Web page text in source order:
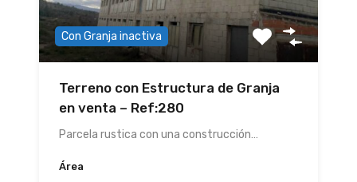
Con Granja inactiva
Terreno con Estructura de Granja
en venta – Ref:280
Parcela rustica con una construcción…
Área